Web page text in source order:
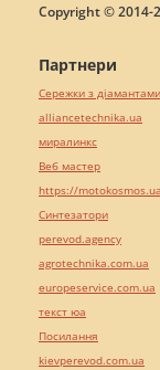
Copyright © 2014-
Партнери
Сережки з діамантами
alliancetechnika.ua
миралинкс
Веб мастер
https://
Синтезатори
perevod.agency
agrotechnika.com.ua
europeservice.com.ua
текст юа
Посилання
kievperevod.com.ua